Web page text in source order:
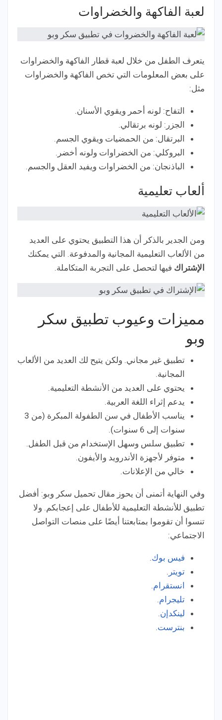
لعبة الفاكهة والخضراوات
يتعرف الطفل من خلال لعبة قطار الفاكهة والخضراوات
على بعض المعلومات التي تخص الفاكهة والخضراوات
مثل:
التفاح: لونه أحمر ويقوي الأسنان.
الجزر: لونه برتقالي.
البرتقال: من الحمضيات ويقوي الجسم.
البروكلي: من الخضراوات ولونه أخضر.
الباذنجان: من الخضراوات ويفيد العقل والجسم.
ألعاب تعليمية
ومن الجدير بالذكر أن هذا التطبيق يحتوي على العديد
من الألعاب التعليمية المجانية والمدفوعة. التي يمكنك
الإشتراك فيها لتحصل على التجربة المتكاملة.
مميزات وعيوب تطبيق سكر
وبو
تطبيق غير مجاني. ولكن يتيح لك العديد من الألعاب
المجانية.
يحتوي على العديد من الأنشطة التعليمية.
يدعم إثراء اللغة العربية.
يناسب الأطفال في سن الطفولة المبكرة (من 3
سنوات إلى 6 سنوات).
تطبيق سلس وسهل الإستخدام من قبل الطفل.
متوفر لأجهزة الأندرويد والأيفون.
خالي من الإعلانات.
وفي النهاية أتمنى أن يحوز مقال تحميل سكر وبو: أفضل
تطبيق للأنشطة التعليمية للأطفال على إعجابكم. ولا
تنسوا أن تقوموا بمتابعتنا أيضًا على منصات التواصل
الاجتماعي:
فيس بوك.
تويتر .
انستقرام.
تليجرام.
لينكدإن.
بنترست.